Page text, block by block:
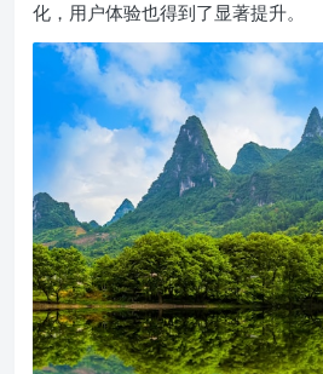
化，用户体验也得到了显著提升。